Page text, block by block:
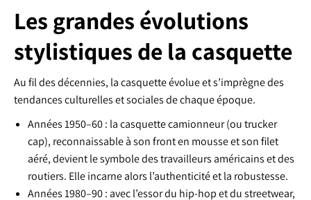
Les grandes évolutions
stylistiques de la casquette
Au fil des décennies, la casquette évolue et s’imprègne des
tendances culturelles et sociales de chaque époque.
Années 1950–60 : la casquette camionneur (ou trucker
cap), reconnaissable à son front en mousse et son filet
aéré, devient le symbole des travailleurs américains et des
routiers. Elle incarne alors l’authenticité et la robustesse.
Années 1980–90 : avec l’essor du hip-hop et du streetwear,